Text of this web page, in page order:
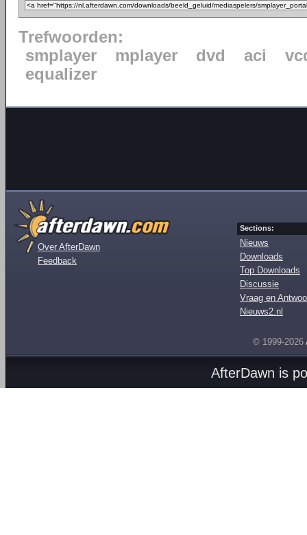
Trefwoorden:
smplayer
mplayer dvd aci
equalizer
Over AfterDawn
Feedback
Sections:
Nieuws
Downloads
Top Downloads
Discussie
Vraag en
Nieuws2.nl
© 1999-2026
AfterDawn is